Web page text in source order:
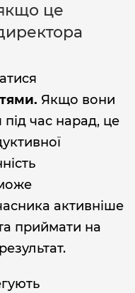
це
Якщо вони
час нарад, це
активніше
приймати на